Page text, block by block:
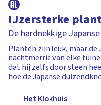
IJzersterke
De hardnekkige
Planten zijn leuk, maar de
nachtmerrie van elke
dat hij zelfs door steen
hoe de Japanse
Het Klokhuis